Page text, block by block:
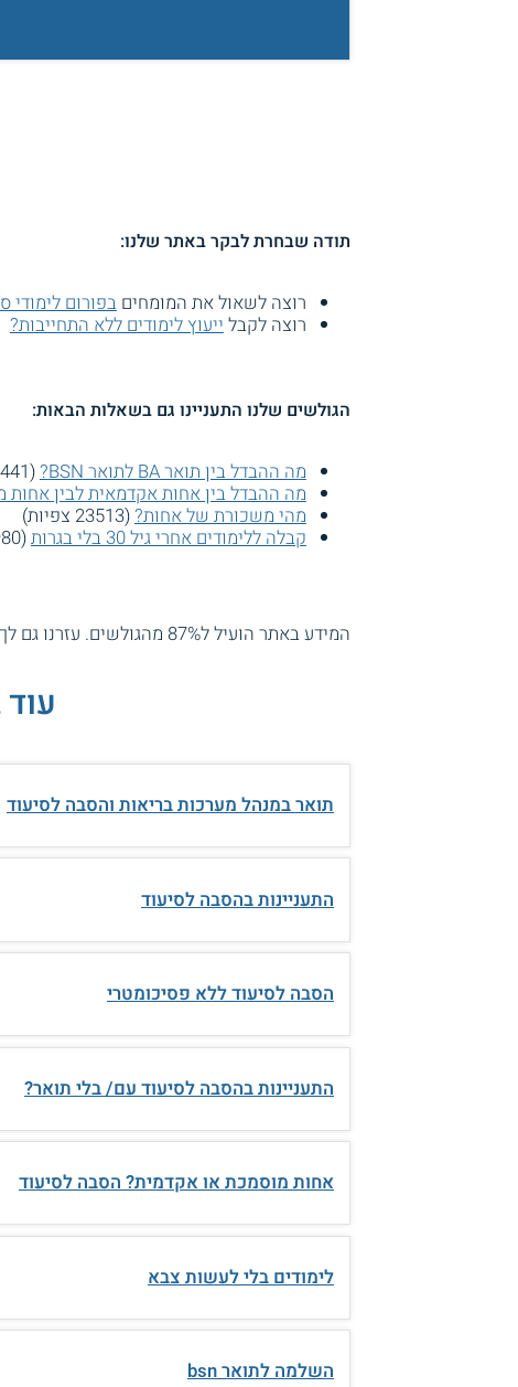
תודה שבחרת לבקר באתר שלנו:
רוצה לשאול את המומחיםבפורום
רוצה לקבלייעוץ לימודים ללא התחייבות?
הגולשים שלנו התעניינו גם בשאלות הבאות:
מה ההבדל בין תואר BA לתואר BSN?
(32441 צפיות)
מה ההבדל בין אחות אקדמאית לבין אחות
מהי משכורת של אחות?(23513 צפיות)
קבלה ללימודים אחרי גיל 30 בלי בגרות
(19980 צפיות)
המידע באתר הועיל ל87% מהגולשים. עזרנו גם
תואר במנהל מערכות בריאות והסבה לסיעוד
התעניינות בהסבה לסיעוד
הסבה לסיעוד ללא פסיכומטרי
התעניינות בהסבה לסיעוד עם/ בלי תואר?
אחות מוסמכת או אקדמית? הסבה לסיעוד
לימודים בלי לעשות צבא
השלמה לתואר bsn